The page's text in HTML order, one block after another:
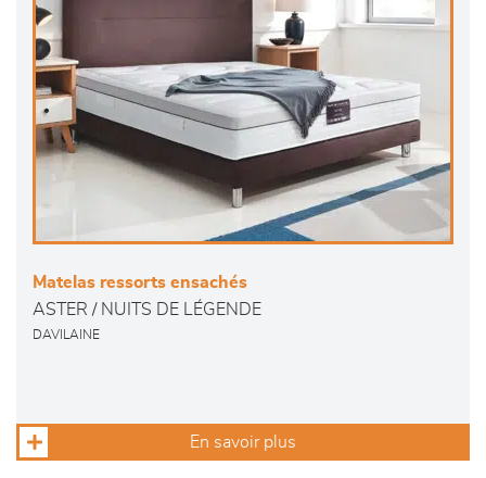
Matelas ressorts ensachés
ASTER / NUITS DE LÉGENDE
DAVILAINE
En savoir plus